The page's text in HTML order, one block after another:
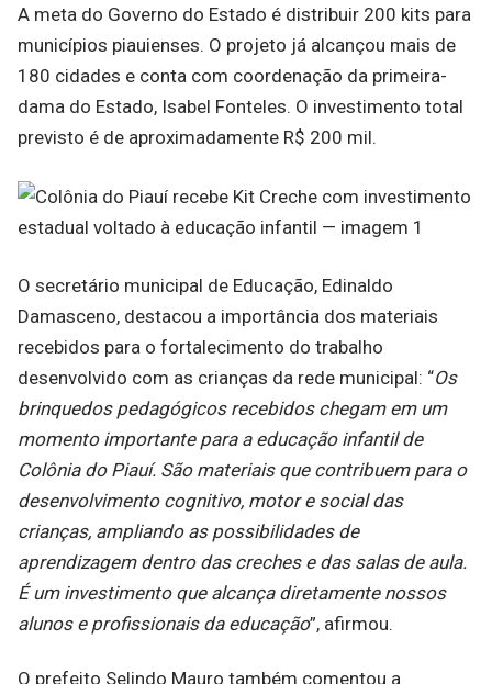
A meta do Governo do Estado é distribuir 200 kits para
municípios piauienses. O projeto já alcançou mais de
180 cidades e conta com coordenação da primeira-
dama do Estado, Isabel Fonteles. O investimento total
previsto é de aproximadamente R$ 200 mil.
O secretário municipal de Educação, Edinaldo
Damasceno, destacou a importância dos materiais
recebidos para o fortalecimento do trabalho
desenvolvido com as crianças da rede municipal: “Os
brinquedos pedagógicos recebidos chegam em um
momento importante para a educação infantil de
Colônia do Piauí. São materiais que contribuem para o
desenvolvimento cognitivo, motor e social das
crianças, ampliando as possibilidades de
aprendizagem dentro das creches e das salas de aula.
É um investimento que alcança diretamente nossos
alunos e profissionais da educação”, afirmou.
O prefeito Selindo Mauro também comentou a